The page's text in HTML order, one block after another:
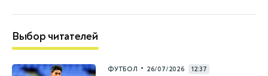
Выбор читателей
ФУТБОЛ • 26/07/2026 12:37